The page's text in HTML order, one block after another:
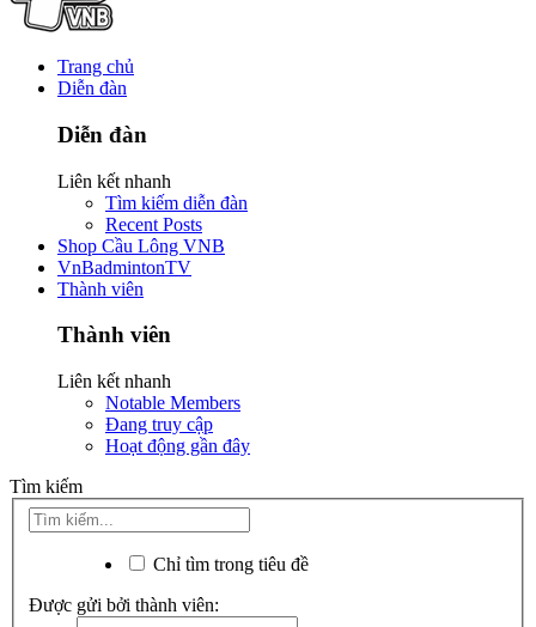
Trang chủ
Diễn đàn
Diễn đàn
Liên kết nhanh
Tìm kiếm diễn đàn
Recent Posts
Shop Cầu Lông VNB
VnBadmintonTV
Thành viên
Thành viên
Liên kết nhanh
Notable Members
Đang truy cập
Hoạt động gần đây
Tìm kiếm
Chỉ tìm trong tiêu đề
Được gửi bởi thành viên: